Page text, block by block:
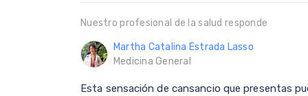
Nuestro profesional de la salud responde
Martha Catalina Estrada Lasso
Medicina General
Esta sensación de cansancio que presentas